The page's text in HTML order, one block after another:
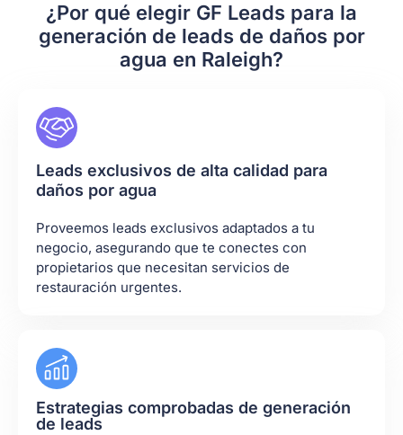
¿Por qué elegir GF Leads para la
generación de leads de daños por
agua en Raleigh?
Leads exclusivos de alta calidad para
daños por agua
Proveemos leads exclusivos adaptados a tu
negocio, asegurando que te conectes con
propietarios que necesitan servicios de
restauración urgentes.
Estrategias comprobadas de generación
de leads